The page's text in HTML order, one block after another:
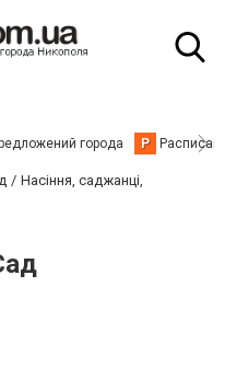
города Р
Насіння, саджанці,